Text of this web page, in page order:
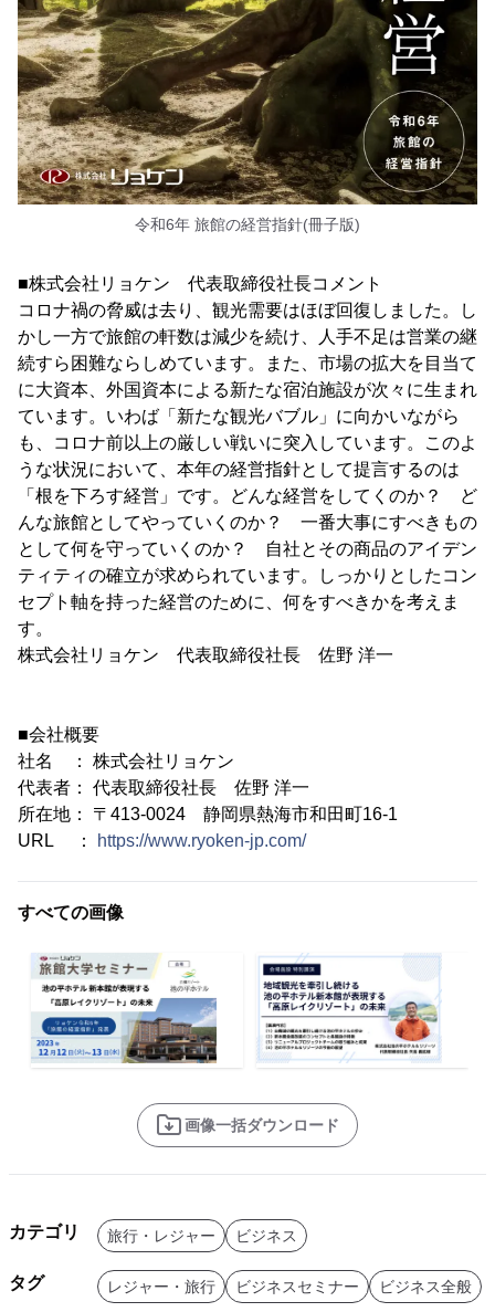
令和6年 旅館の経営指針(冊子版)
■株式会社リョケン 代表取締役社長コメント
コロナ禍の脅威は去り、観光需要はほぼ回復しました。し
かし一方で旅館の軒数は減少を続け、人手不足は営業の継
続すら困難ならしめています。また、市場の拡大を目当て
に大資本、外国資本による新たな宿泊施設が次々に生まれ
ています。いわば「新たな観光バブル」に向かいながら
も、コロナ前以上の厳しい戦いに突入しています。このよ
うな状況において、本年の経営指針として提言するのは
「根を下ろす経営」です。どんな経営をしてくのか？ ど
んな旅館としてやっていくのか？ 一番大事にすべきもの
として何を守っていくのか？ 自社とその商品のアイデン
ティティの確立が求められています。しっかりとしたコン
セプト軸を持った経営のために、何をすべきかを考えま
す。
株式会社リョケン 代表取締役社長 佐野 洋一
■会社概要
社名 ： 株式会社リョケン
代表者： 代表取締役社長 佐野 洋一
所在地： 〒413-0024 静岡県熱海市和田町16-1
URL ：
https://www.ryoken-jp.com/
すべての画像
画像一括ダウンロード
カテゴリ 旅行・レジャー ビジネス
タグ レジャー・旅行 ビジネスセミナー ビジネス全般